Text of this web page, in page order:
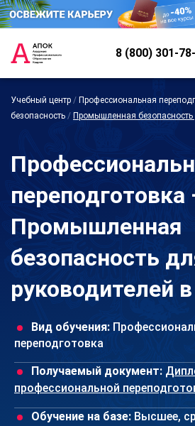
8 (800) 301-
Учебный центр / Профессиональная
безопасность / Промышленная безопасность
переподготовка
Промышленная
безопасность
руководителей
Вид обучения:
переподготовка
Получаемый документ:
профессиональной
Обучение на базе: Высшее,